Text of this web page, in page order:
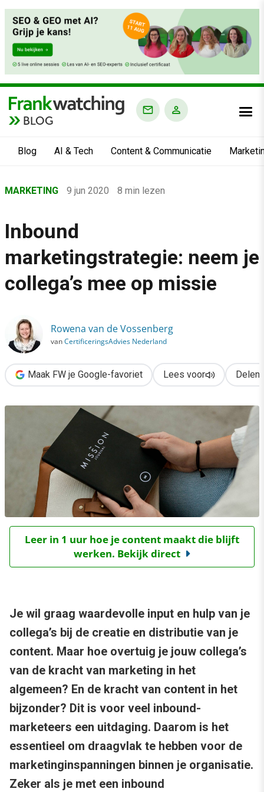
BLOG
Blog AI & Tech Content & Communicatie
›
Marketing
Inbound marketingstrategie: neem je collega’s mee op missie
MARKETING 9 jun 2020 8 min lezen
Inbound
marketingstrategie: neem je
collega’s mee op missie
Rowena van de Vossenberg
vanCertificeringsAdvies Nederland
Maak FW je Google-favoriet Lees voor Delen
Leer in 1 uur hoe je content maakt die blijft
werken. Bekijk direct
Je wil graag waardevolle input en hulp van je
collega’s bij de creatie en distributie van je
content. Maar hoe overtuig je jouw collega’s
van de kracht van marketing in het
algemeen? En de kracht van content in het
bijzonder? Dit is voor veel inbound-
marketeers een uitdaging. Daarom is het
essentieel om draagvlak te hebben voor de
marketinginspanningen binnen je organisatie.
Zeker als je met een inbound